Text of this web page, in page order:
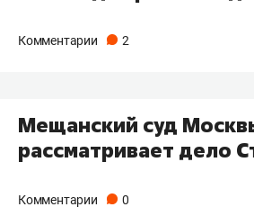
Комментарии 2
Мещанский суд
рассматривает дело
Комментарии 0